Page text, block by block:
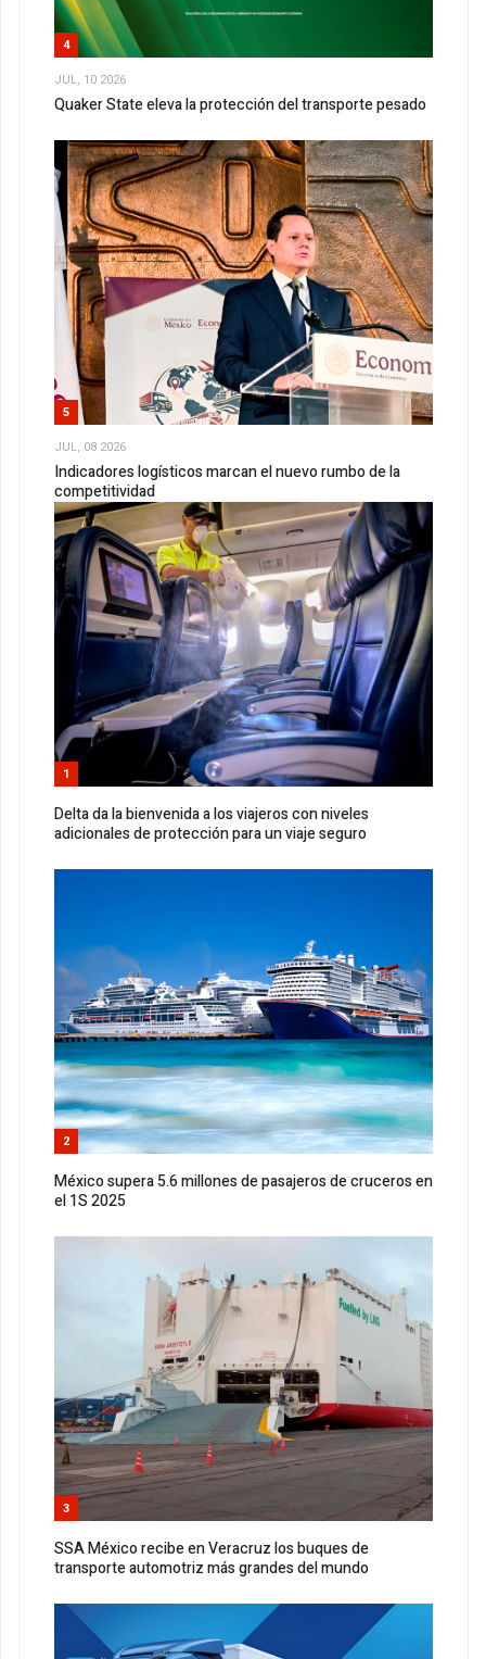
4
JUL, 10 2026
Quaker State eleva la protección del transporte pesado
5
JUL, 08 2026
Indicadores logísticos marcan el nuevo rumbo de la
competitividad
1
Delta da la bienvenida a los viajeros con niveles
adicionales de protección para un viaje seguro
2
México supera 5.6 millones de pasajeros de cruceros en
el 1S 2025
3
SSA México recibe en Veracruz los buques de
transporte automotriz más grandes del mundo